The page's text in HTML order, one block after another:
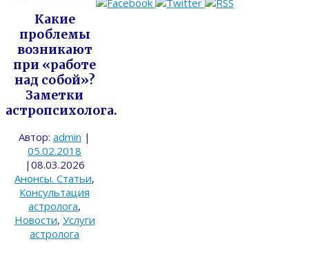
Какие
проблемы
возникают
при «работе
над собой»?
Заметки
астропсихолога.
Автор: admin |
05.02.2018
| 08.03.2026
Анонсы. Статьи,
Консультация
астролога,
Новости, Услуги
астролога